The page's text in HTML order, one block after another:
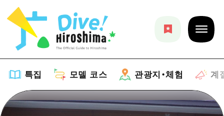
특집 모델 코스 관광지・체험 계